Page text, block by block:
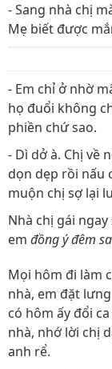
- Sang nhà chị
Mẹ biết được
- Em chỉ ở nhờ
họ đuổi không
phiền chứ sao.
- Dì dở à. Chị về
dọn dẹp rồi nấu
muộn chị sợ lại
Nhà chị gái
em đồng ý đêm
Mọi hôm đi làm
nhà, em đặt
có hôm ấy đổi
nhà, nhớ lời chị
anh rể.